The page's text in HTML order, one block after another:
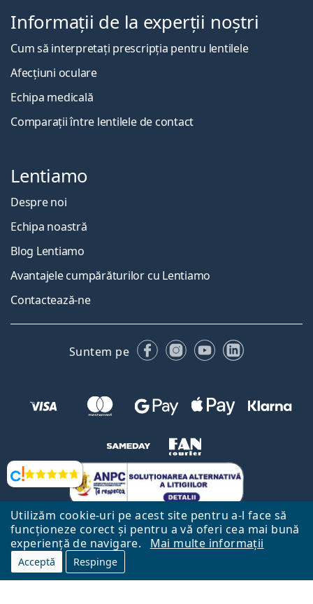
Utilizăm cookie-uri pe acest site pentru a-l face să
funcționeze corect și pentru a vă oferi cea mai bună
experiență de navigare.
Mai multe informații
Acceptă Respinge
Opinii
Informații de la experții noștri
Cum să interpretați prescripția pentru lentilele
Afecțiuni oculare
Echipa medicală
Comparații între lentilele de contact
Lentiamo
Despre noi
Echipa noastră
Blog Lentiamo
Avantajele cumpărăturilor cu Lentiamo
Contactează-ne
Suntem pe FacebookInstagram
YouTubeLinkedIn
Către Pagina Principală
Mai sus